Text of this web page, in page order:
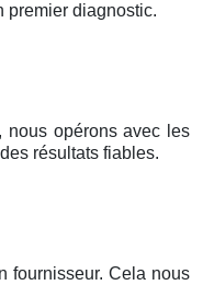
premier diagnostic.
nous opérons avec les
résultats fiables.
fournisseur. Cela nous